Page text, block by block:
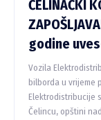
ČELINAČKI
godine
Vozila
bilborda u vrijeme
Elektrodistribucije
Čelincu, opštini